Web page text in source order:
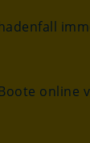
online